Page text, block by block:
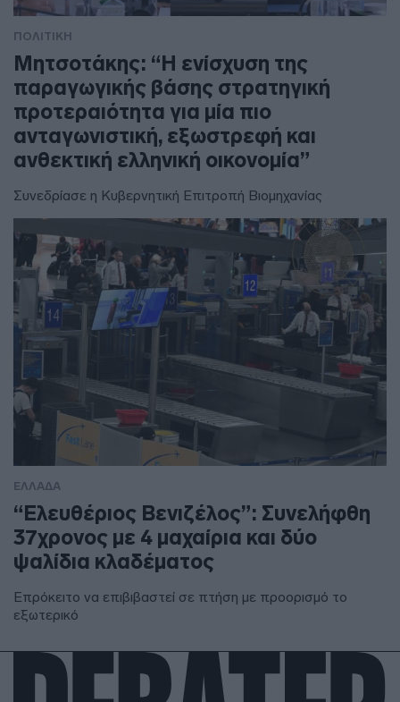
ΠΟΛΙΤΙΚΗ
Μητσοτάκης: “Η ενίσχυση της
παραγωγικής βάσης στρατηγική
προτεραιότητα για μία πιο
ανταγωνιστική, εξωστρεφή και
ανθεκτική ελληνική οικονομία”
Συνεδρίασε η Κυβερνητική Επιτροπή Βιομηχανίας
ΕΛΛΑΔΑ
“Ελευθέριος Βενιζέλος”: Συνελήφθη
37χρονος με 4 μαχαίρια και δύο
ψαλίδια κλαδέματος
Επρόκειτο να επιβιβαστεί σε πτήση με προορισμό το
εξωτερικό